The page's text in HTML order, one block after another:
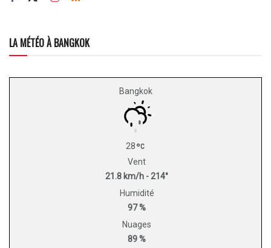
LA MÉTÉO À BANGKOK
Bangkok
28
Vent
21.8 km/h - 214°
Humidité
97 %
Nuages
89 %